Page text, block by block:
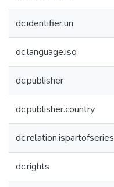
dc.identifier.uri
dc.language.iso
dc.publisher
dc.publisher.country
dc.relation.ispartofseries
dc.rights